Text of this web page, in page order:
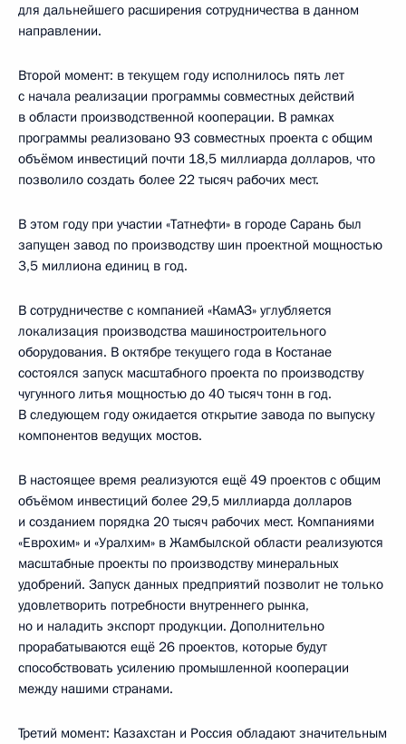
для дальнейшего расширения сотрудничества в данном
направлении.
Второй момент: в текущем году исполнилось пять лет
с начала реализации программы совместных действий
в области производственной кооперации. В рамках
программы реализовано 93 совместных проекта с общим
объёмом инвестиций почти 18,5 миллиарда долларов, что
позволило создать более 22 тысяч рабочих мест.
В этом году при участии «Татнефти» в городе Сарань был
запущен завод по производству шин проектной мощностью
3,5 миллиона единиц в год.
В сотрудничестве с компанией «КамАЗ» углубляется
локализация производства машиностроительного
оборудования. В октябре текущего года в Костанае
состоялся запуск масштабного проекта по производству
чугунного литья мощностью до 40 тысяч тонн в год.
В следующем году ожидается открытие завода по выпуску
компонентов ведущих мостов.
В настоящее время реализуются ещё 49 проектов с общим
объёмом инвестиций более 29,5 миллиарда долларов
и созданием порядка 20 тысяч рабочих мест. Компаниями
«Еврохим» и «Уралхим» в Жамбылской области реализуются
масштабные проекты по производству минеральных
удобрений. Запуск данных предприятий позволит не только
удовлетворить потребности внутреннего рынка,
но и наладить экспорт продукции. Дополнительно
прорабатываются ещё 26 проектов, которые будут
способствовать усилению промышленной кооперации
между нашими странами.
Третий момент: Казахстан и Россия обладают значительным